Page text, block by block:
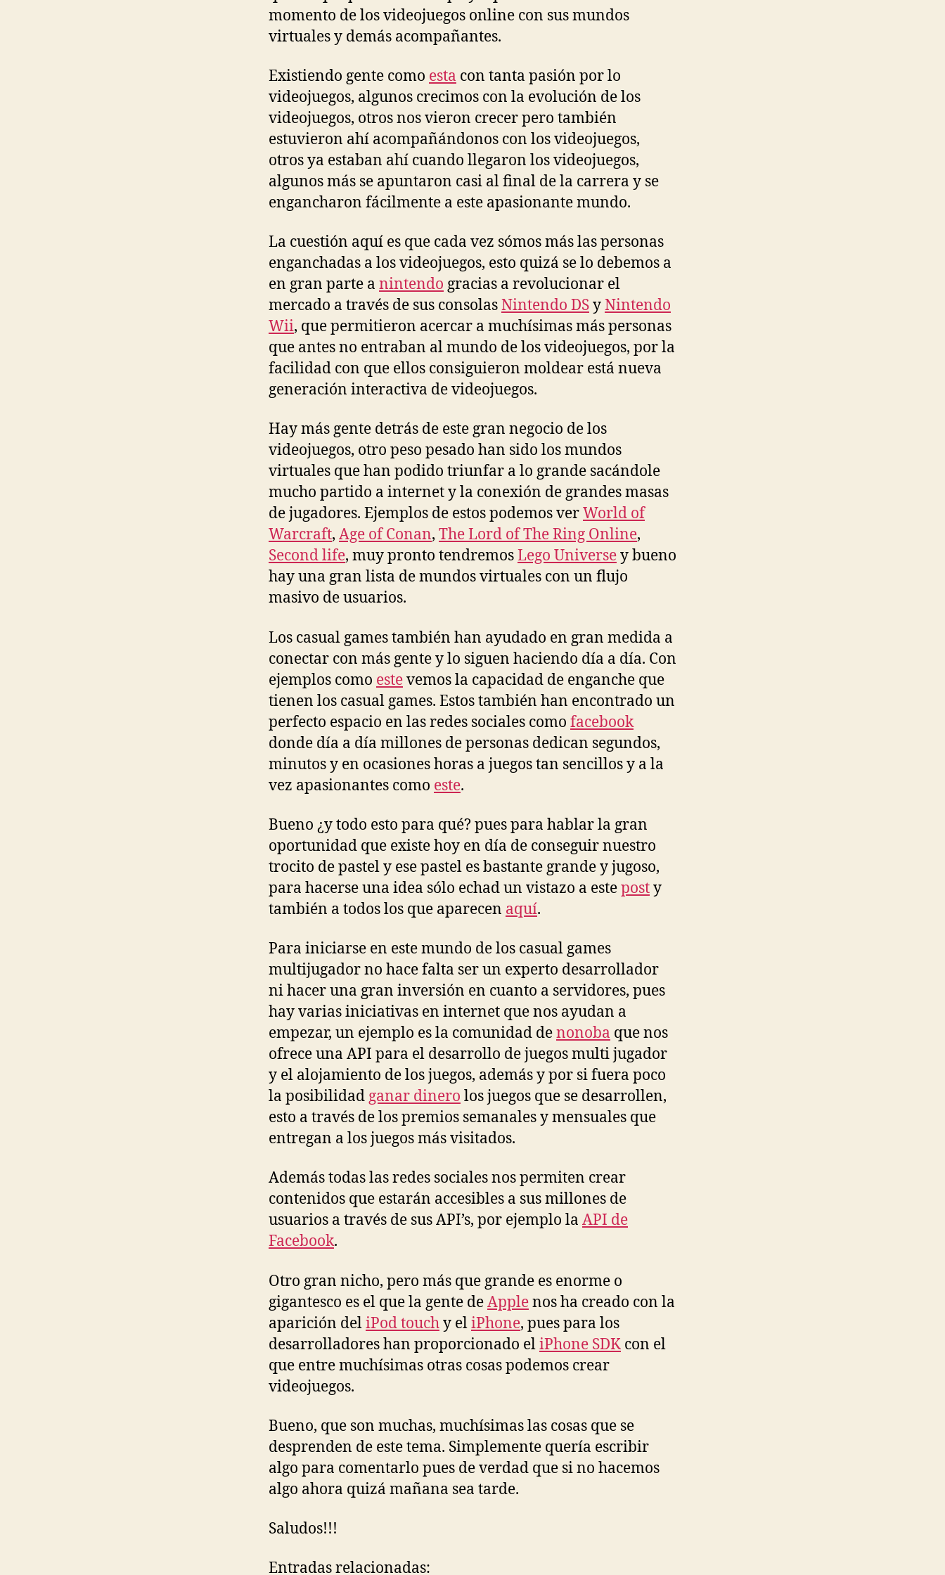
momento de los videojuegos online con sus mundos
virtuales y demás acompañantes.
Existiendo gente como esta con tanta pasión por lo
videojuegos, algunos crecimos con la evolución de los
videojuegos, otros nos vieron crecer pero también
estuvieron ahí acompañándonos con los videojuegos,
otros ya estaban ahí cuando llegaron los videojuegos,
algunos más se apuntaron casi al final de la carrera y se
engancharon fácilmente a este apasionante mundo.
La cuestión aquí es que cada vez sómos más las personas
enganchadas a los videojuegos, esto quizá se lo debemos a
en gran parte a nintendo gracias a revolucionar el
mercado a través de sus consolasNintendo DSyNintendo
Wii, que permitieron acercar a muchísimas más personas
que antes no entraban al mundo de los videojuegos, por la
facilidad con que ellos consiguieron moldear está nueva
generación interactiva de videojuegos.
Hay más gente detrás de este gran negocio de los
videojuegos, otro peso pesado han sido los mundos
virtuales que han podido triunfar a lo grande sacándole
mucho partido a internet y la conexión de grandes masas
de jugadores. Ejemplos de estos podemos verWorld of
Warcraft, Age of Conan, The Lord of The Ring Online,
Second life, muy pronto tendremosLego Universey bueno
hay una gran lista de mundos virtuales con un flujo
masivo de usuarios.
Los casual games también han ayudado en gran medida a
conectar con más gente y lo siguen haciendo día a día. Con
ejemplos como estevemos la capacidad de enganche que
tienen los casual games. Estos también han encontrado un
perfecto espacio en las redes sociales como facebook
donde día a día millones de personas dedican segundos,
minutos y en ocasiones horas a juegos tan sencillos y a la
vez apasionantes como este.
Bueno ¿y todo esto para qué? pues para hablar la gran
oportunidad que existe hoy en día de conseguir nuestro
trocito de pastel y ese pastel es bastante grande y jugoso,
para hacerse una idea sólo echad un vistazo a esteposty
también a todos los que aparecen aquí.
Para iniciarse en este mundo de los casual games
multijugador no hace falta ser un experto desarrollador
ni hacer una gran inversión en cuanto a servidores, pues
hay varias iniciativas en internet que nos ayudan a
empezar, un ejemplo es la comunidad denonoba que nos
ofrece una API para el desarrollo de juegos multi jugador
y el alojamiento de los juegos, además y por si fuera poco
la posibilidad ganar dinero los juegos que se desarrollen,
esto a través de los premios semanales y mensuales que
entregan a los juegos más visitados.
Además todas las redes sociales nos permiten crear
contenidos que estarán accesibles a sus millones de
usuarios a través de sus API’s, por ejemplo la API de
Facebook.
Otro gran nicho, pero más que grande es enorme o
gigantesco es el que la gente deApplenos ha creado con la
aparición deliPod touchy eliPhone, pues para los
desarrolladores han proporcionado eliPhone SDK con el
que entre muchísimas otras cosas podemos crear
videojuegos.
Bueno, que son muchas, muchísimas las cosas que se
desprenden de este tema. Simplemente quería escribir
algo para comentarlo pues de verdad que si no hacemos
algo ahora quizá mañana sea tarde.
Saludos!!!
Entradas relacionadas: